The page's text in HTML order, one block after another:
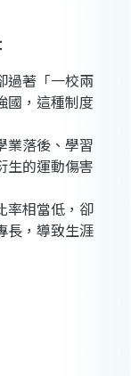
過著「一校兩
國，這種制度
業落後、學習
生的運動傷害
率相當低，卻
長，導致生涯